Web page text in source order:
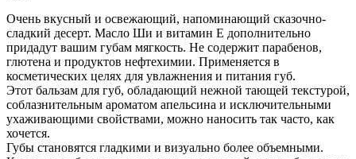
Очень вкусный и освежающий, напоминающий сказочно-
сладкий десерт. Масло Ши и витамин Е дополнительно
придадут вашим губам мягкость. Не содержит парабенов,
глютена и продуктов нефтехимии. Применяется в
косметических целях для увлажнения и питания губ.
Этот бальзам для губ, обладающий нежной тающей текстурой,
соблазнительным ароматом апельсина и исключительными
ухаживающими свойствами, можно наносить так часто, как
хочется.
Губы становятся гладкими и визуально более объемными.